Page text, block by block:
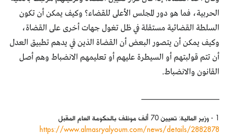
الحربية، فما هو دور المجلس الأعلى للقضاء؟ وكيف يمكن أن تكون
السلطة القضائية مستقلة في ظل تغول جهات أخرى على القضاة،
وكيف يمكن أن يتصور البعض أن القضاة الذين في يدهم تطبيق العدل
أن تتم قولبتهم أو السيطرة عليهم أو تعليمهم الانضباط وهم أصل
القانون والانضباط.
1 - وزير المالية: تعيين 70 ألف موظف بالحكومة العام المقبل
https://www.almasryalyoum.com/news/details/2882878